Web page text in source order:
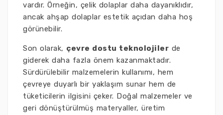
vardır. Örneğin, çelik dolaplar daha dayanıklıdır,
ancak ahşap dolaplar estetik açıdan daha hoş
görünebilir.
Son olarak, çevre dostu teknolojiler de
giderek daha fazla önem kazanmaktadır.
Sürdürülebilir malzemelerin kullanımı, hem
çevreye duyarlı bir yaklaşım sunar hem de
tüketicilerin ilgisini çeker. Doğal malzemeler ve
geri dönüştürülmüş materyaller, üretim